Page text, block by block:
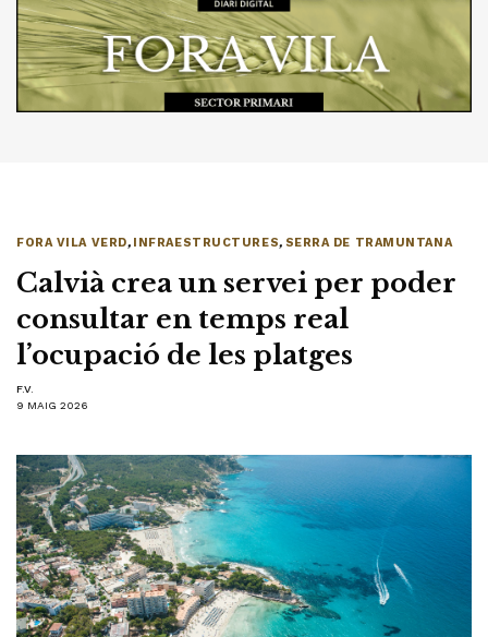
FORA VILA VERD, INFRAESTRUCTURES, SERRA DE TRAMUNTANA
Calvià crea un servei per poder
consultar en temps real
l’ocupació de les platges
F.V.
9 MAIG 2026